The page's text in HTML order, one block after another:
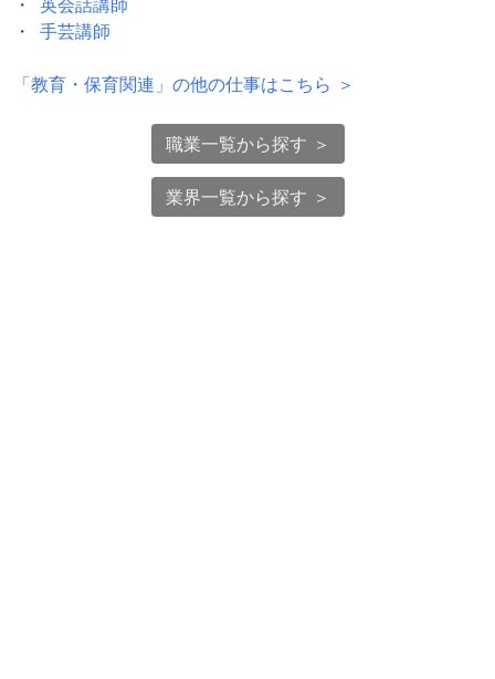
英会話講師
手芸講師
「教育・保育関連 」の他の仕事はこちら ＞
職業一覧から探す ＞
業界一覧から探す ＞